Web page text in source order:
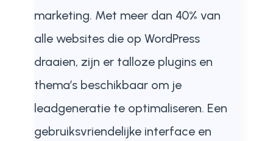
marketing. Met meer dan 40% van
alle websites die op WordPress
draaien, zijn er talloze plugins en
thema’s beschikbaar om je
leadgeneratie te optimaliseren. Een
gebruiksvriendelijke interface en